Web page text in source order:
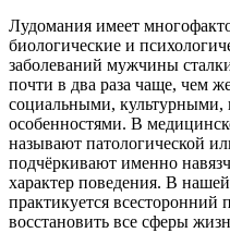
Лудомания имеет
биологические и
заболеваний мужчины
почти в два раза чаще, чем
социальными, культурными,
особенностями. В
называют патологической
подчёркивают именно
характер поведения. В
практикуется всесторонний
восстановить все сферы